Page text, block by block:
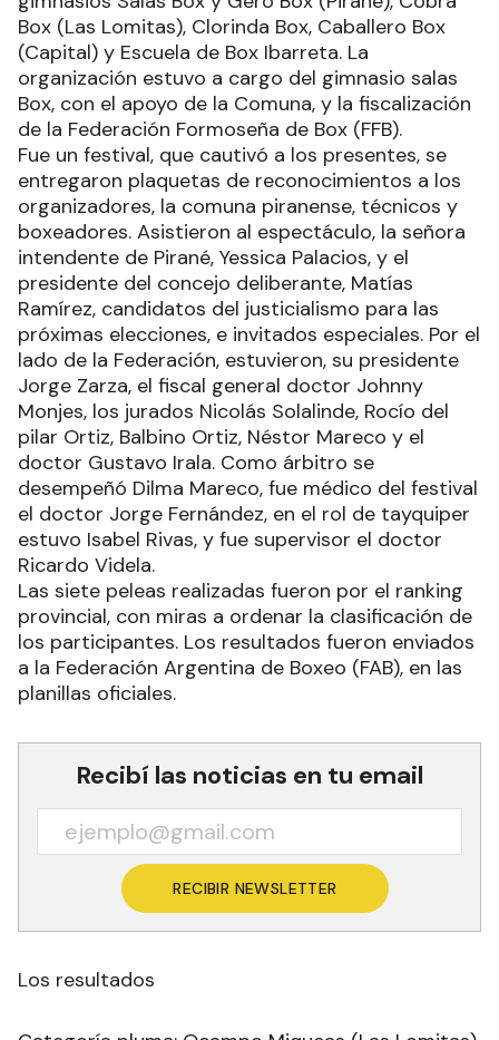
Box (Las Lomitas), Clorinda Box, Caballero Box
(Capital) y Escuela de Box Ibarreta. La
organización estuvo a cargo del gimnasio salas
Box, con el apoyo de la Comuna, y la fiscalización
de la Federación Formoseña de Box (FFB).
Fue un festival, que cautivó a los presentes, se
entregaron plaquetas de reconocimientos a los
organizadores, la comuna piranense, técnicos y
boxeadores. Asistieron al espectáculo, la señora
intendente de Pirané, Yessica Palacios, y el
presidente del concejo deliberante, Matías
Ramírez, candidatos del justicialismo para las
próximas elecciones, e invitados especiales. Por el
lado de la Federación, estuvieron, su presidente
Jorge Zarza, el fiscal general doctor Johnny
Monjes, los jurados Nicolás Solalinde, Rocío del
pilar Ortiz, Balbino Ortiz, Néstor Mareco y el
doctor Gustavo Irala. Como árbitro se
desempeñó Dilma Mareco, fue médico del festival
el doctor Jorge Fernández, en el rol de tayquiper
estuvo Isabel Rivas, y fue supervisor el doctor
Ricardo Videla.
Las siete peleas realizadas fueron por el ranking
provincial, con miras a ordenar la clasificación de
los participantes. Los resultados fueron enviados
a la Federación Argentina de Boxeo (FAB), en las
planillas oficiales.
Recibí las noticias en tu email
RECIBIR NEWSLETTER
Los resultados